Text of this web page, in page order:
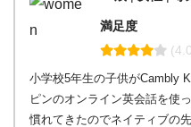
満足度
小学校5年生の子供がCambly
ピンのオンライン英会話を使
慣れてきたのでネイティブの